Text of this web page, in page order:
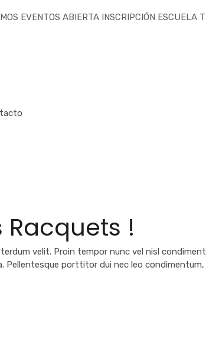
ABIERTA INSCRIPCIÓN ESCUELA TENIS
Racquets !
velit. Proin tempor nunc vel nisl
Pellentesque porttitor dui nec leo